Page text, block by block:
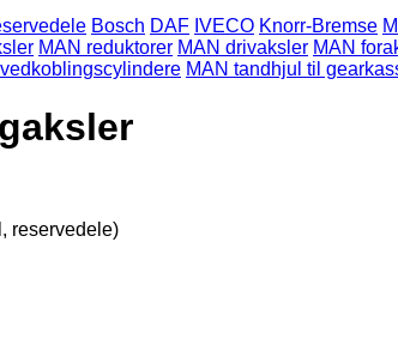
Bosch DAF IVECO Knorr-Bremse
MAN reduktorer MAN drivaksler MAN
MAN tandhjul til
reservedele)